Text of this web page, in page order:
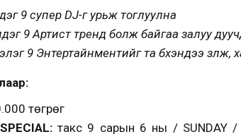
9 супер DJ-г урьж тоглуулна
9 Артист тренд болж байгаа залуу
9 Энтертайнментийг та бүхэндээ
төгрөг
такс 9 сарын 6 ны / SUNDAY /